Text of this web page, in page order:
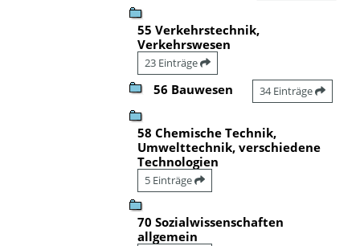
55 Verkehrstechnik,
Verkehrswesen
23 Einträge
56 Bauwesen 34 Einträge
58 Chemische Technik,
Umwelttechnik, verschiedene
Technologien
5 Einträge
70 Sozialwissenschaften
allgemein